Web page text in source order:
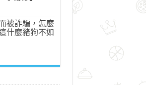
被詐騙，怎麼
什麼豬狗不如